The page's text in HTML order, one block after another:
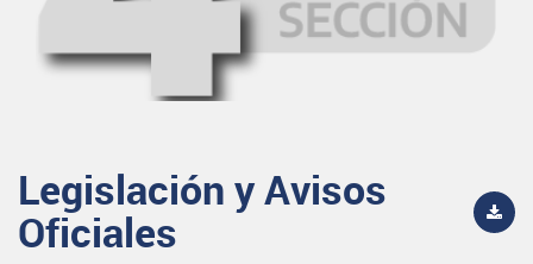
Legislación y Avisos
Oficiales